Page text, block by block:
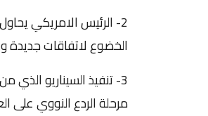
2- الرئيس الامريكي
الخضوع لاتفاقات جديدة
3- تنفيذ السيناريو
مرحلة الردع النووي على